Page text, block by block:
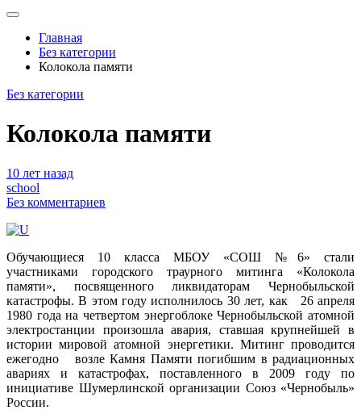
Главная
Без категории
Колокола памяти
Без категории
Колокола памяти
10 лет назад
school
Без комментариев
Обучающиеся 10 класса МБОУ «СОШ №6» стали
участниками городского траурного митинга «Колокола
памяти», посвященного ликвидаторам Чернобыльской
катастрофы. В этом году исполнилось 30 лет, как 26 апреля
1980 года на четвертом энергоблоке Чернобыльской атомной
электростанции произошла авария, ставшая крупнейшей в
истории мировой атомной энергетики. Митинг проводится
ежегодно возле Камня Памяти погибшим в радиационных
авариях и катастрофах, поставленного в 2009 году по
инициативе Шумерлинской организации Союз «Чернобыль»
России.